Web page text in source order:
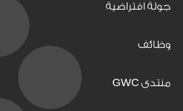
جولة افتراضية
وظائف
منتدى GWC